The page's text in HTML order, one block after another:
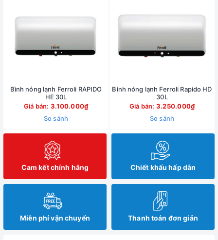
Bình nóng lạnh Ferroli RAPIDO
HE 30L
Giá bán: 3.100.000₫
So sánh
Bình nóng lạnh Ferroli Rapido HD
30L
Giá bán: 3.250.000₫
So sánh
Cam kết chính hãng Chiết khấu hấp dẫn
Miễn phí vận chuyển Thanh toán đơn giản